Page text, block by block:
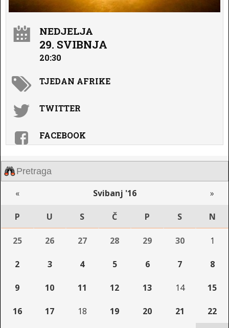
NEDJELJA
29. SVIBNJA
20:30
TJEDAN AFRIKE
TWITTER
FACEBOOK
« Svibanj '16 »
P U S Č P S N
25 26 27 28 29 30 1
2 3 4 5 6 7 8
9 10 11 12 13 14 15
16 17 18 19 20 21 22